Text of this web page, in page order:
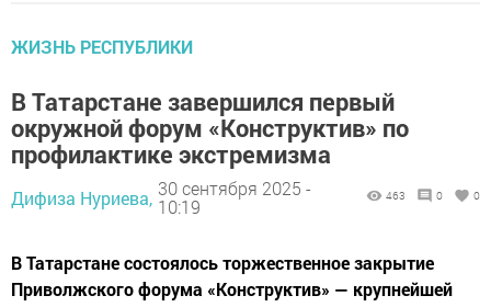
ЖИЗНЬ РЕСПУБЛИКИ
В Татарстане завершился первый
окружной форум «Конструктив» по
профилактике экстремизма
Дифиза Нуриева, 30 сентября 2025 -
10:19
463 0 0
В Татарстане состоялось торжественное закрытие
Приволжского форума «Конструктив» — крупнейшей